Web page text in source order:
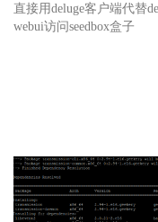
直接用deluge客户端代替
webui访问seedbox盒子